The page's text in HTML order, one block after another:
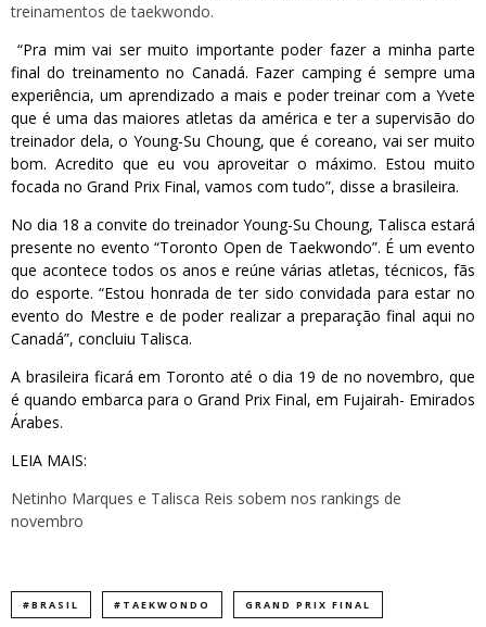
treinamentos de taekwondo.
“Pra mim vai ser muito importante poder fazer a minha parte
final do treinamento no Canadá. Fazer camping é sempre uma
experiência, um aprendizado a mais e poder treinar com a Yvete
que é uma das maiores atletas da américa e ter a supervisão do
treinador dela, o Young-Su Choung, que é coreano, vai ser muito
bom. Acredito que eu vou aproveitar o máximo. Estou muito
focada no Grand Prix Final, vamos com tudo”, disse a brasileira.
No dia 18 a convite do treinador Young-Su Choung, Talisca estará
presente no evento “Toronto Open de Taekwondo”. É um evento
que acontece todos os anos e reúne várias atletas, técnicos, fãs
do esporte. “Estou honrada de ter sido convidada para estar no
evento do Mestre e de poder realizar a preparação final aqui no
Canadá”, concluiu Talisca.
A brasileira ficará em Toronto até o dia 19 de no novembro, que
é quando embarca para o Grand Prix Final, em Fujairah- Emirados
Árabes.
LEIA MAIS:
Netinho Marques e Talisca Reis sobem nos rankings de
novembro
#BRASIL #TAEKWONDO GRAND PRIX FINAL